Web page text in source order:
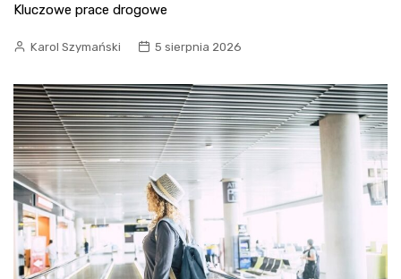
Kluczowe prace drogowe
Karol Szymański 5 sierpnia 2026